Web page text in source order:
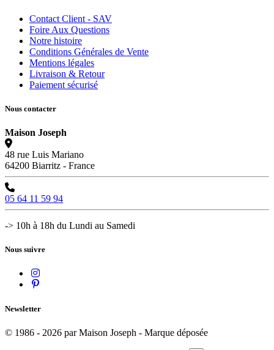
Contact Client - SAV
Foire Aux Questions
Notre histoire
Conditions Générales de Vente
Mentions légales
Livraison & Retour
Paiement sécurisé
Nous contacter
Maison Joseph
48 rue Luis Mariano
64200 Biarritz - France
05 64 11 59 94
-> 10h à 18h du Lundi au Samedi
Nous suivre
Newsletter
© 1986 - 2026 par Maison Joseph - Marque déposée